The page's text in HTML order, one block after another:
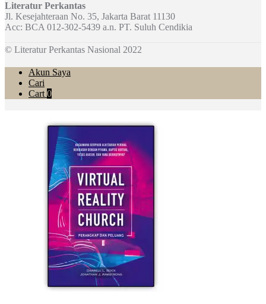
Literatur Perkantas
Jl. Kesejahteraan No. 35, Jakarta Barat 11130
Acc: BCA 012-302-5439 a.n. PT. Suluh Cendikia
© Literatur Perkantas Nasional 2022
Akun Saya
Cari
Cart 0